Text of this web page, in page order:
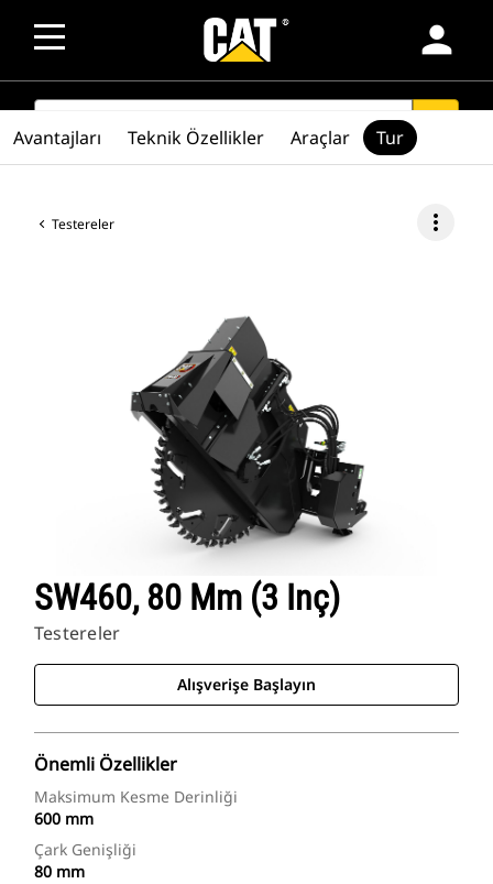
person
SEARCH
Testereler more_vert
SW460, 80 Mm (3 Inç)
Testereler
Alışverişe Başlayın
Önemli Özellikler
Maksimum Kesme Derinliği
600 mm
Çark Genişliği
80 mm
Avantajları Teknik Özellikler Araçlar Tur